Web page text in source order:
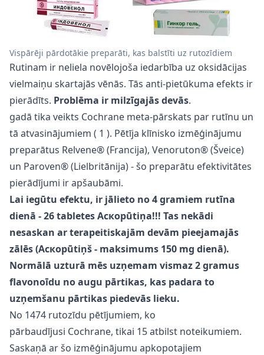
Vispārēji pārdotākie preparāti, kas balstīti uz rutozīdiem
Rutinam ir neliela novēlojoša iedarbība uz oksidācijas
vielmaiņu skartajās vēnās. Tās anti-pietūkuma efekts ir
pierādīts. Problēma ir milzīgajās devās.
gadā tika veikts Cochrane meta-pārskats par rutīnu un
tā atvasinājumiem ( 1 ). Pētīja klīnisko izmēģinājumu
preparātus Relvene® (Francija), Venoruton® (Šveice)
un Paroven® (Lielbritānija) - šo preparātu efektivitātes
pierādījumi ir apšaubāmi.
Lai iegūtu efektu, ir jālieto no 4 gramiem rutīna
dienā - 26 tabletes Aскорūtiņa!!! Tas nekādi
nesaskan ar terapeitiskajām devām pieejamajās
zālēs (Aскорūtiņš - maksimums 150 mg dienā).
Normālā uzturā mēs uzņemam vismaz 2 gramus
flavonoīdu no augu pārtikas, kas padara to
uzņemšanu pārtikas piedevās lieku.
No 1474 rutozīdu pētījumiem, ko
pārbaudījusi Cochrane, tikai 15 atbilst noteikumiem.
Saskaņā ar šo izmēģinājumu apkopotajiem